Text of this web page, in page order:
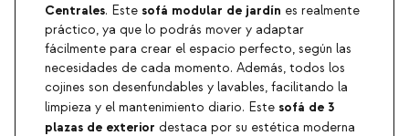
Centrales. Este sofá modular de jardín es realmente
práctico, ya que lo podrás mover y adaptar
fácilmente para crear el espacio perfecto, según las
necesidades de cada momento. Además, todos los
cojines son desenfundables y lavables, facilitando la
limpieza y el mantenimiento diario. Este sofá de 3
plazas de exterior destaca por su estética moderna